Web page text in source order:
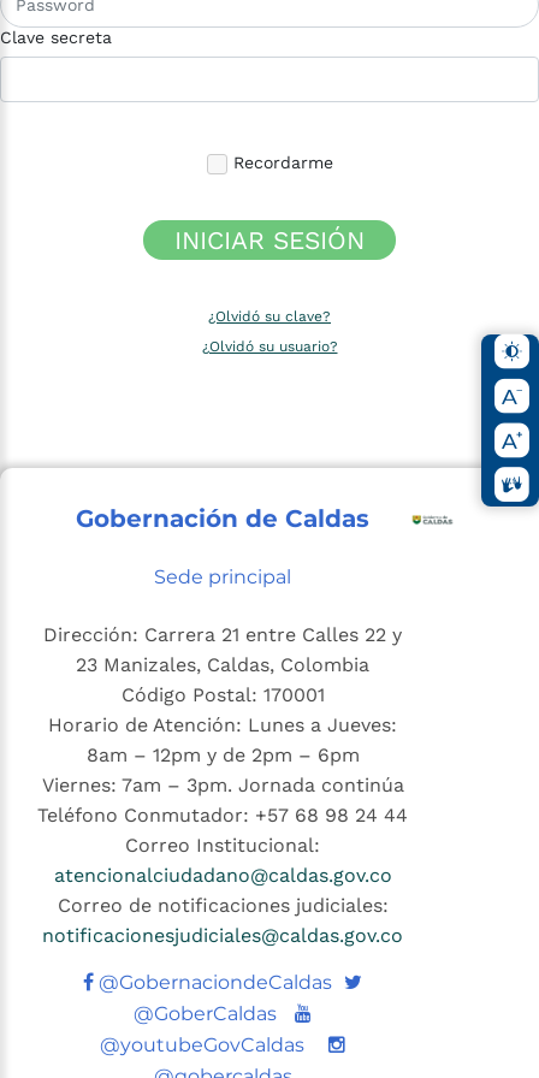
Clave secreta
Recordarme
INICIAR SESIÓN
¿Olvidó su clave?
¿Olvidó su usuario?
Gobernación de Caldas
Sede principal
Dirección: Carrera 21 entre Calles 22 y
23 Manizales, Caldas, Colombia
Código Postal: 170001
Horario de Atención: Lunes a Jueves:
8am – 12pm y de 2pm – 6pm
Viernes: 7am – 3pm. Jornada continúa
Teléfono Conmutador: +57 68 98 24 44
Correo Institucional:
atencionalciudadano@caldas.gov.co
Correo de notificaciones judiciales:
notificacionesjudiciales@caldas.gov.co
@GobernaciondeCaldas Twitter
@GoberCaldas
Youtube
@youtubeGovCaldas